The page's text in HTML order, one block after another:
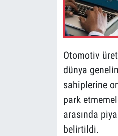
Otomotiv
dünya
sahiplerine
park
arasında
belirtildi.